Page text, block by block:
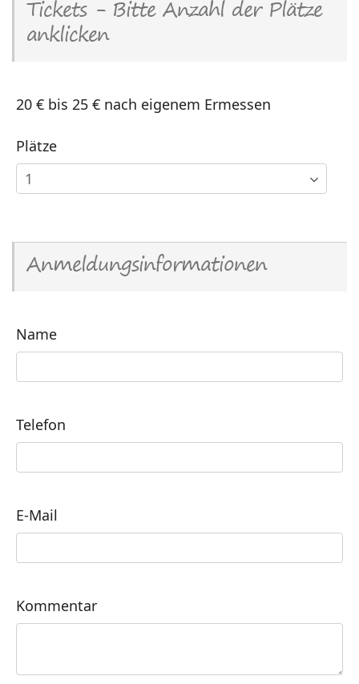
Tickets - Bitte Anzahl der Plätze
anklicken
20 € bis 25 € nach eigenem Ermessen
Plätze
Anmeldungsinformationen
Name
Telefon
E-Mail
Kommentar